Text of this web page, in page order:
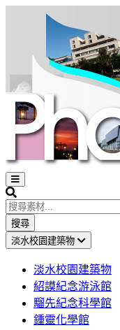
Open
sidebar
Search
搜尋
淡水校園建築物
淡水校園建築物
紹謨紀念游泳館
騮先紀念科學館
鍾靈化學館